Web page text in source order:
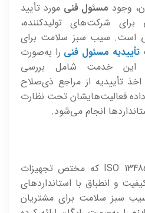
وجود مسئول فنی مورد تأیید
شرکت‌های تولیدکننده،
است. سیب سبز سلامت برای
تأییدیه مسئول فنی را به‌صورت
این خدمت شامل بررسی
تأییدیه از مراجع ذی‌صلاح
فعالیت‌هایشان تحت نظارت
انجام می‌شود.
استانداردهای ایزو، به‌ویژه ISO 13485 که مختص تجهیزات
و انطباق با استانداردهای
سبز سلامت برای مشتریان